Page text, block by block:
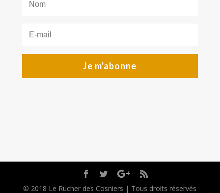
Je m'abonne
© 2018 Le Rucher des Cosniers | Tous droits réservés